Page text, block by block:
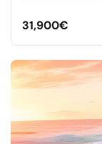
31,900€